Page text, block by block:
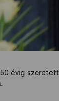
50 évig szeretett